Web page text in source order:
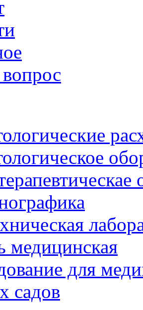
медицинская
для
садов